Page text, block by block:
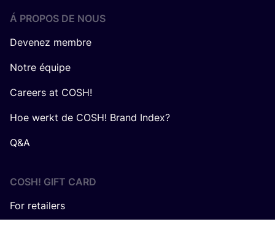
Á PROPOS DE NOUS
Devenez membre
Notre équipe
Careers at COSH!
Hoe werkt de COSH! Brand Index?
Q&A
COSH! GIFT CARD
For retailers